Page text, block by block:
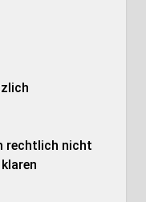
rechtlich nicht